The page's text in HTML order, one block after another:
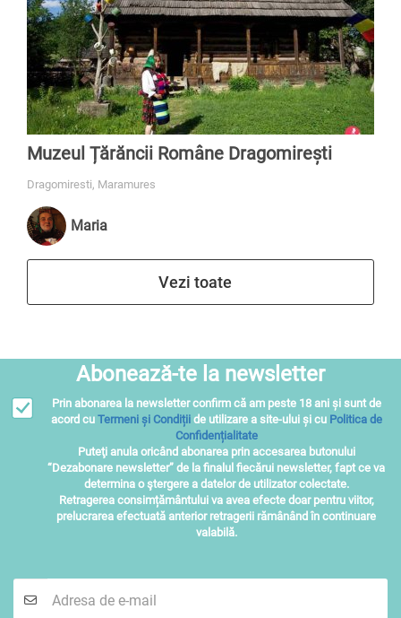
Muzeul Țărăncii Române Dragomirești
Dragomiresti, Maramures
Maria
Vezi toate
Abonează-te la newsletter
Prin abonarea la newsletter confirm că am peste 18 ani și sunt de
acord cu Termeni și Condițiide utilizare a site-ului și cu Politica de
Confidențialitate
Puteţi anula oricând abonarea prin accesarea butonului
“Dezabonare newsletter” de la finalul fiecărui newsletter, fapt ce va
determina o ştergere a datelor de utilizator colectate.
Retragerea consimțământului va avea efecte doar pentru viitor,
prelucrarea efectuată anterior retragerii rămânând în continuare
valabilă.